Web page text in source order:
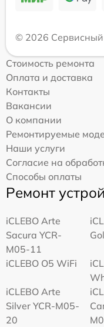
© 2026 Сервисный
Стоимость ремонта
Оплата и доставка
Контакты
Вакансии
О компании
Ремонтируемые
Наши услуги
Согласие на
Способы оплаты
Ремонт
iCLEBO Arte
Sacura YCR-
M05-11
iCLEBO O5 WiFi
iCLEBO Arte
Silver YCR-M05-
20